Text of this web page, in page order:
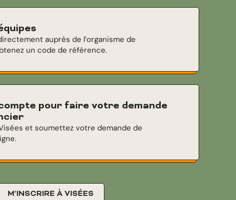
auprès de l’organisme de
un code de référence.
pour faire votre demande
et soumettez votre demande de
M’INSCRIRE À VISÉES